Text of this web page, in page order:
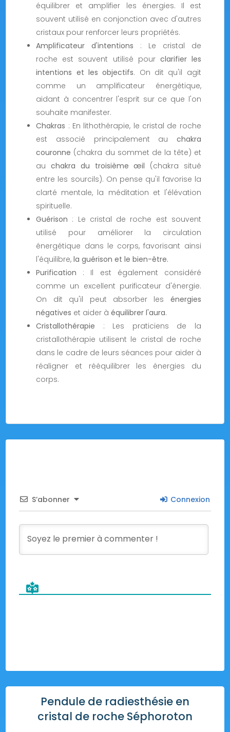
équilibrer et amplifier les énergies. Il est
souvent utilisé en conjonction avec d'autres
cristaux pour renforcer leurs propriétés.
Amplificateur d'intentions : Le cristal de
roche est souvent utilisé pour clarifier les
intentions et les objectifs. On dit qu'il agit
comme un amplificateur énergétique,
aidant à concentrer l'esprit sur ce que l'on
souhaite manifester.
Chakras : En lithothérapie, le cristal de roche
est associé principalement au chakra
couronne (chakra du sommet de la tête) et
au chakra du troisième œil (chakra situé
entre les sourcils). On pense qu'il favorise la
clarté mentale, la méditation et l'élévation
spirituelle.
Guérison : Le cristal de roche est souvent
utilisé pour améliorer la circulation
énergétique dans le corps, favorisant ainsi
l'équilibre, la guérison et le bien-être.
Purification : Il est également considéré
comme un excellent purificateur d'énergie.
On dit qu'il peut absorber les énergies
négatives et aider àéquilibrer l'aura.
Cristallothérapie : Les praticiens de la
cristallothérapie utilisent le cristal de roche
dans le cadre de leurs séances pour aider à
réaligner et rééquilibrer les énergies du
corps.
S’abonner Connexion
Pendule de radiesthésie en
cristal de roche Séphoroton